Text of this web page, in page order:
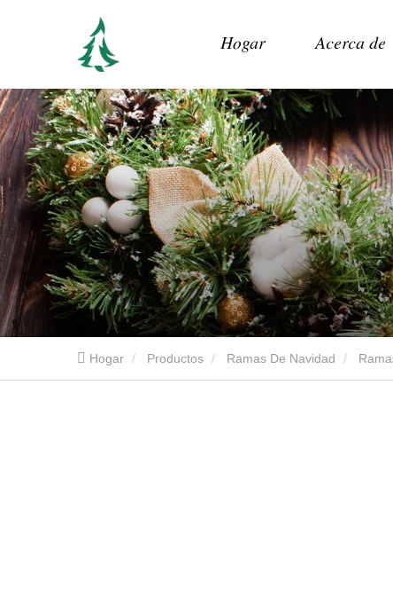
Hogar Acerca de
Hogar Productos Ramas De Navidad